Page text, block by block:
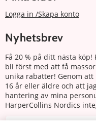
Logga in /Skapa konto
Nyhetsbrev
Få 20 % på ditt nästa
bli först med att få
unika rabatter! Genom
16 år eller äldre och att
hantering av mina
HarperCollins Nordics